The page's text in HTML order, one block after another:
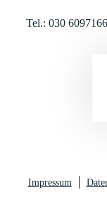
Tel.: 030
Impressum